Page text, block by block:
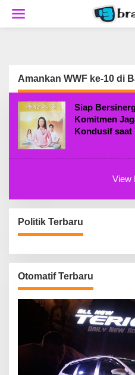
i
Amankan WWF ke-10 di
Siap
Komitmen
Kondusif saat
View
Politik Terbaru
Otomatif Terbaru